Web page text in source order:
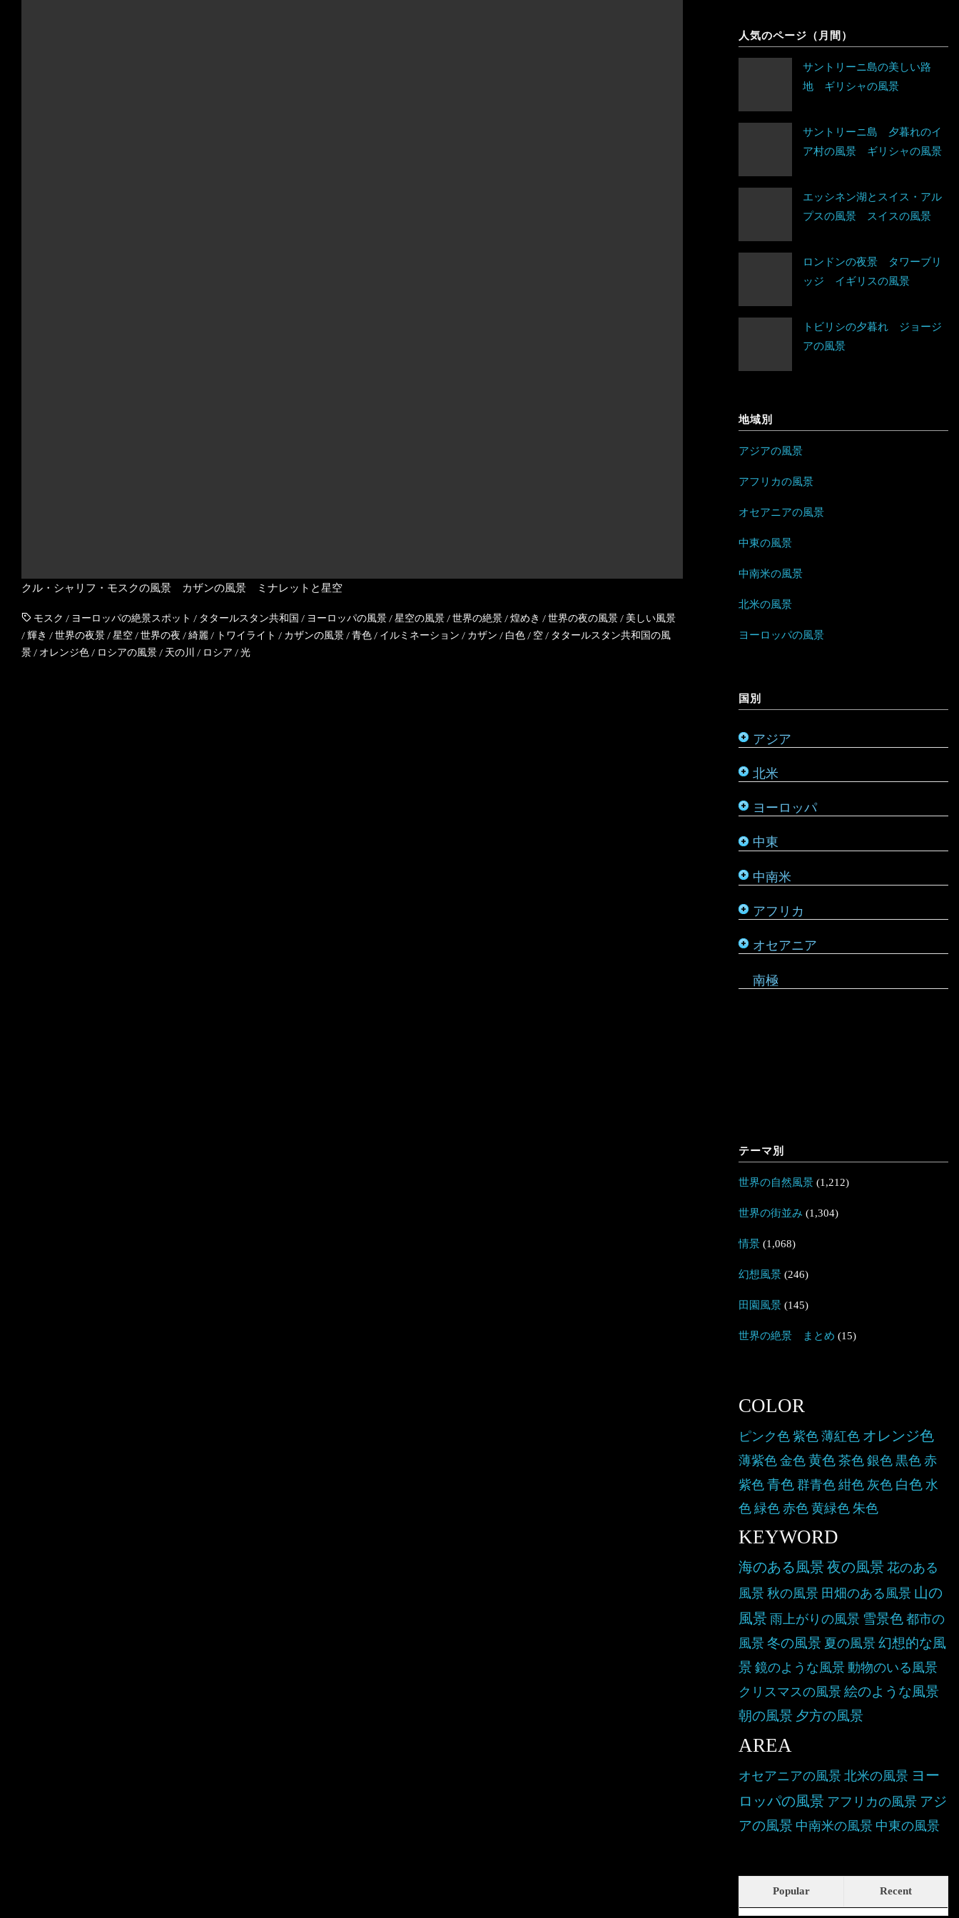
クル・シャリフ・モスクの風景 カザンの風景 ミナレットと星空
モスク / ヨーロッパの絶景スポット / タタールスタン共和国 / ヨーロッパの風景/星空の風景/世界の絶景/煌めき /世界の夜の風景/ 美しい風景
/輝き /世界の夜景 /星空 /世界の夜 /綺麗 / トワイライト / カザンの風景 /青色 / イルミネーション / カザン / 白色 / 空 / タタールスタン共和国の風
景 / オレンジ色 / ロシアの風景 / 天の川 / ロシア /光
人気のページ（月間）
サントリーニ島の美しい路
地 ギリシャの風景
サントリーニ島 夕暮れのイ
ア村の風景 ギリシャの風景
エッシネン湖とスイス・アル
プスの風景 スイスの風景
ロンドンの夜景 タワーブリ
ッジ イギリスの風景
トビリシの夕暮れ ジョージ
アの風景
地域別
アジアの風景
アフリカの風景
オセアニアの風景
中東の風景
中南米の風景
北米の風景
ヨーロッパの風景
国別
アジア
スリランカ
台湾
タジキスタン
チベット
トルクメニスタン
ネパール
フィリピン
ベトナム
ボルネオ
香港
マレーシア
モルディブ
北米
カナダ
メキシコ
ヨーロッパ
デンマーク
ノルウェー
ハンガリー
フランス
ベラルーシ
ボスニア・ヘルツェゴビナ
モナコ
モンテネグロ
ラトビア
リトアニア
ルーマニア
ルクセンブルク
ロシア
タタールスタン共和国
中東
イスラエル
イラン
オマーン
クウェート
シリア
バーレーン
パレスチナ
ヨルダン
レバノン
中南米
アルゼンチン
アンティグア・バーブーダ
ウルグアイ
エクアドル
グアテマラ
グレナダ
コスタリカ
コロンビア
ジャマイカ
チリ
トリニダード・トバゴ
ニカラグア
ハイチ
バハマ
パラグアイ
ブラジル
ベネズエラ
ベリーズ
ペルー
ボリビア
ホンジュラス
アフリカ
アルジェリア
エジプト
エリトリア
カメルーン
コンゴ
ジンバブエ
スーダン
セーシェル
タンザニア
チュニジア
マダガスカル
マラウイ
南アフリカ
モザンビーク
モロッコ
モーリシャス
ルワンダ
オセアニア
オーストラリア
サモア
ソロモン諸島
トンガ
ニュージーランド
バヌアツ
パラオ
仏領ポリネシア
タヒチ
マーシャル諸島
南極
テーマ別
世界の自然風景 (1,212)
世界の街並み (1,304)
情景 (1,068)
幻想風景 (246)
田園風景 (145)
世界の絶景 まとめ (15)
COLOR
ピンク色 紫色 薄紅色 オレンジ色
薄紫色 金色 黄色 茶色 銀色 黒色 赤
紫色 青色 群青色 紺色 灰色 白色 水
色 緑色 赤色 黄緑色 朱色
KEYWORD
海のある風景夜の風景 花のある
風景 秋の風景 田畑のある風景 山の
風景 雨上がりの風景 雪景色 都市の
風景 冬の風景 夏の風景 幻想的な風
景 鏡のような風景 動物のいる風景
クリスマスの風景 絵のような風景
朝の風景 夕方の風景
AREA
オセアニアの風景 北米の風景 ヨー
ロッパの風景 アフリカの風景 アジ
アの風景 中南米の風景 中東の風景
Popular Recent